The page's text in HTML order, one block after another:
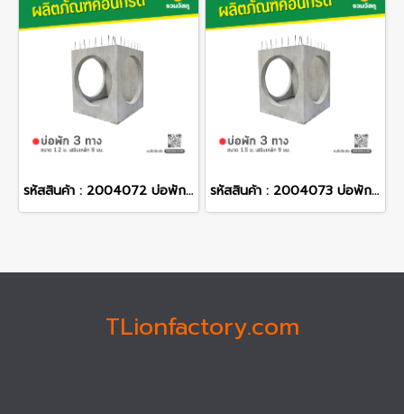
รหัสสินค้า : 2004072 บ่อพักคอนกรีต 3 ทาง ขนาด 1.2 ม. เสริมเหล็ก 9 มม. รหัสสินค้า : 2004073 บ่อพักคอนกรีต 3 ทาง ขนาด 1.5 ม. เสริมเหล็ก 9 มม.
TLionfactory.com